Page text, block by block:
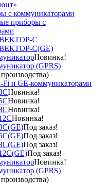
с коммуникаторами
приборы с
С
С(GE)
Новинка!
(GPRS)
и GE-коммуникаторами
Новинка!
Новинка!
Новинка!
Новинка!
Под заказ!
Под заказ!
Под заказ!
Под заказ!
Новинка!
(GPRS)